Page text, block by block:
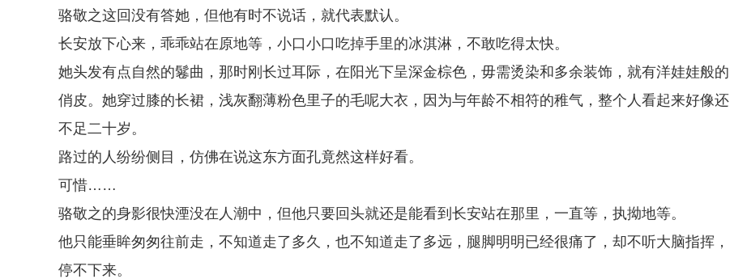
骆敬之这回没有答她，但他有时不说话，就代表默认。
长安放下心来，乖乖站在原地等，小口小口吃掉手里的冰淇淋，不敢吃得太快。
她头发有点自然的鬈曲，那时刚长过耳际，在阳光下呈深金棕色，毋需烫染和多余装饰，就有洋娃娃般的
俏皮。她穿过膝的长裙，浅灰翻薄粉色里子的毛呢大衣，因为与年龄不相符的稚气，整个人看起来好像还
不足二十岁。
路过的人纷纷侧目，仿佛在说这东方面孔竟然这样好看。
可惜……
骆敬之的身影很快湮没在人潮中，但他只要回头就还是能看到长安站在那里，一直等，执拗地等。
他只能垂眸匆匆往前走，不知道走了多久，也不知道走了多远，腿脚明明已经很痛了，却不听大脑指挥，
停不下来。